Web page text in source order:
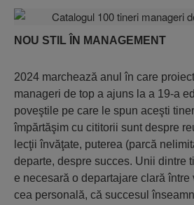
NOU STIL ÎN MANAGEMENT
2024 marchează anul în care
manageri de top a ajuns la a 19-a
poveştile pe care le spun aceşti
împărtăşim cu cititorii sunt despre
lecţii învăţate, puterea (parcă
departe, despre succes. Unii dintre
e necesară o departajare clară
cea personală, că succesul